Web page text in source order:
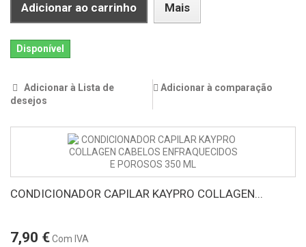
Adicionar ao carrinho Mais
Disponível
Adicionar à Lista de
desejos
Adicionar à comparação
CONDICIONADOR CAPILAR KAYPRO COLLAGEN...
7,90 €Com IVA